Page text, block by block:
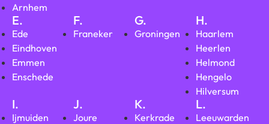
Arnhem
E.
Ede
Eindhoven
Emmen
Enschede
F.
Franeker
G.
Groningen
H.
Haarlem
Heerlen
Helmond
Hengelo
Hilversum
I.
Ijmuiden
J.
Joure
K.
Kerkrade
L.
Leeuwarden